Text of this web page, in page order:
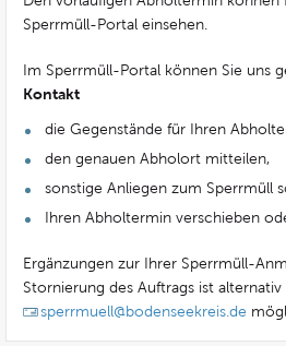
Sperrmüll-Portal einsehen.
Im Sperrmüll-Portal können Sie uns
Kontakt
die Gegenstände für Ihren
den genauen Abholort mitteilen,
sonstige Anliegen zum Sperrmüll
Ihren Abholtermin verschieben
Ergänzungen zur Ihrer Sperrmüll-
Stornierung des Auftrags ist
sperrmuell@bodenseekreis.de